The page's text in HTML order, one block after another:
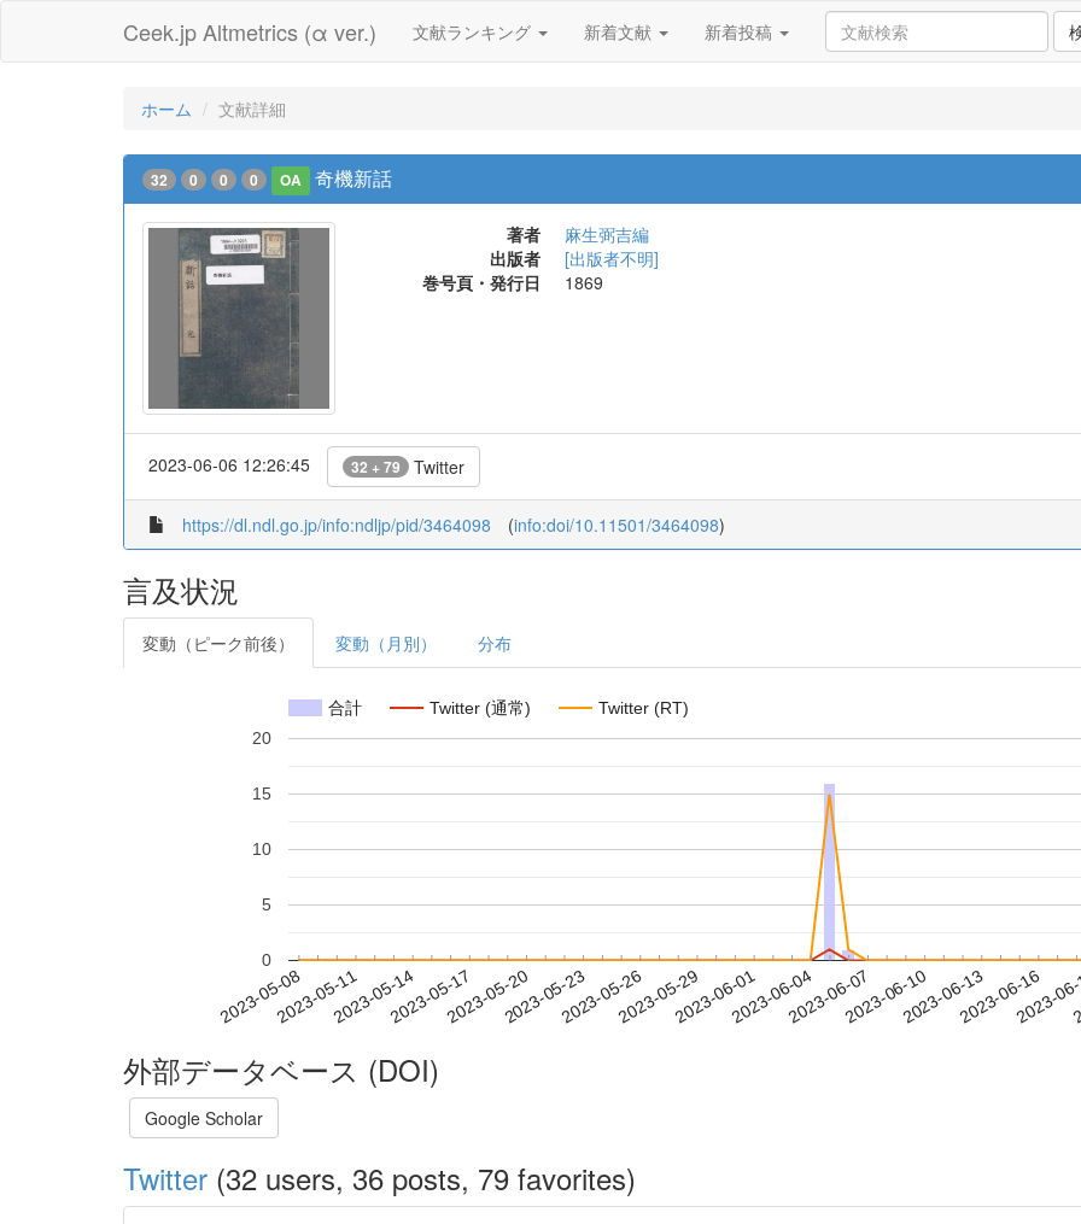
Ceek.jp Altmetrics (α ver.) 文献ランキング 新着文献 新着投稿
ホーム 文献詳細
32 0 0 0 OA 奇機新話
著者
麻生弼吉編
出版者
[出版者不明]
巻号頁・発行日
1869
2023-06-06 12:26:45 32 + 79 Twitter
https://dl.ndl.go.jp/info:ndljp/pid/3464098 (info:doi/10.11501/3464098)
言及状況
変動（ピーク前後） 変動（月別） 分布
合計 Twitter (通常) Twitter (RT)
2023-05-082023-05-112023-05-142023-05-172023-05-202023-05-232023-05-262023-05-292023-06-012023-06-042023-06-072023-06-102023-06-132023-06-16
2023-
0
5
10
15
20
外部データベース (DOI)
Google Scholar
Twitter (32 users, 36 posts, 79 favorites)